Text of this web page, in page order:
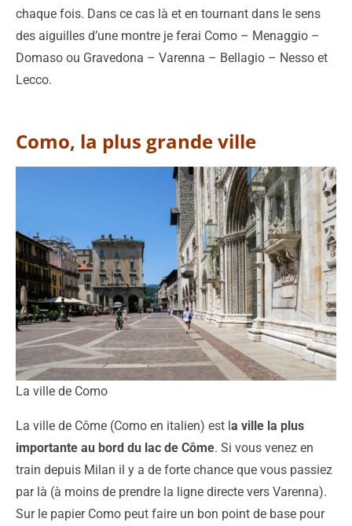
chaque fois. Dans ce cas là et en tournant dans le sens
des aiguilles d’une montre je ferai Como – Menaggio –
Domaso ou Gravedona – Varenna – Bellagio – Nesso et
Lecco.
Como, la plus grande ville
La ville de Como
La ville de Côme (Como en italien) est la ville la plus
importante au bord du lac de Côme. Si vous venez en
train depuis Milan il y a de forte chance que vous passiez
par là (à moins de prendre la ligne directe vers Varenna).
Sur le papier Como peut faire un bon point de base pour